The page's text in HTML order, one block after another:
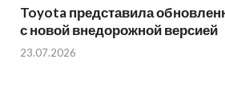
Toyota представила
с новой внедорожной версией
23.07.2026